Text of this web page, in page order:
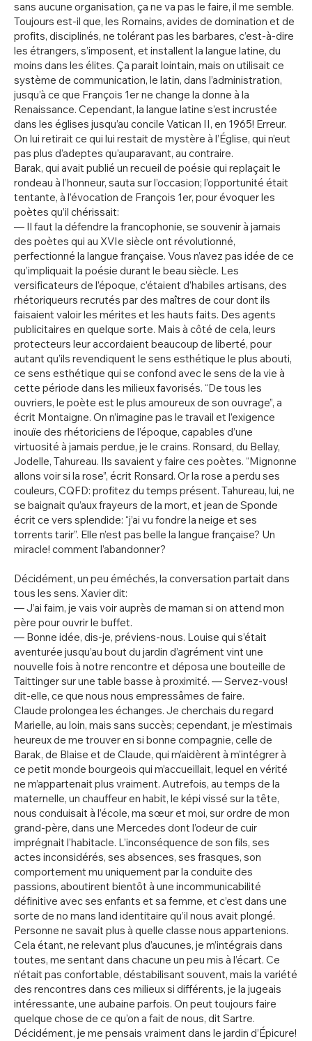
sans aucune organisation, ça ne va pas le faire, il me semble.
Toujours est-il que, les Romains, avides de domination et de
profits, disciplinés, ne tolérant pas les barbares, c’est-à-dire
les étrangers, s’imposent, et installent la langue latine, du
moins dans les élites. Ça parait lointain, mais on utilisait ce
système de communication, le latin, dans l’administration,
jusqu’à ce que François 1er ne change la donne à la
Renaissance. Cependant, la langue latine s’est incrustée
dans les églises jusqu’au concile Vatican II, en 1965! Erreur.
On lui retirait ce qui lui restait de mystère à l’Église, qui n’eut
pas plus d’adeptes qu’auparavant, au contraire.
Barak, qui avait publié un recueil de poésie qui replaçait le
rondeau à l’honneur, sauta sur l’occasion; l’opportunité était
tentante, à l’évocation de François 1er, pour évoquer les
poètes qu’il chérissait:
— Il faut la défendre la francophonie, se souvenir à jamais
des poètes qui au XVIe siècle ont révolutionné,
perfectionné la langue française. Vous n’avez pas idée de ce
qu’impliquait la poésie durant le beau siècle. Les
versificateurs de l’époque, c’étaient d’habiles artisans, des
rhétoriqueurs recrutés par des maîtres de cour dont ils
faisaient valoir les mérites et les hauts faits. Des agents
publicitaires en quelque sorte. Mais à côté de cela, leurs
protecteurs leur accordaient beaucoup de liberté, pour
autant qu’ils revendiquent le sens esthétique le plus abouti,
ce sens esthétique qui se confond avec le sens de la vie à
cette période dans les milieux favorisés. “De tous les
ouvriers, le poète est le plus amoureux de son ouvrage”, a
écrit Montaigne. On n’imagine pas le travail et l’exigence
inouïe des rhétoriciens de l’époque, capables d’une
virtuosité à jamais perdue, je le crains. Ronsard, du Bellay,
Jodelle, Tahureau. Ils savaient y faire ces poètes. “Mignonne
allons voir si la rose”, écrit Ronsard. Or la rose a perdu ses
couleurs, CQFD: profitez du temps présent. Tahureau, lui, ne
se baignait qu’aux frayeurs de la mort, et jean de Sponde
écrit ce vers splendide: “j’ai vu fondre la neige et ses
torrents tarir”. Elle n’est pas belle la langue française? Un
miracle! comment l’abandonner?
Décidément, un peu éméchés, la conversation partait dans
tous les sens. Xavier dit:
— J’ai faim, je vais voir auprès de maman si on attend mon
père pour ouvrir le buffet.
— Bonne idée, dis-je, préviens-nous. Louise qui s’était
aventurée jusqu’au bout du jardin d’agrément vint une
nouvelle fois à notre rencontre et déposa une bouteille de
Taittinger sur une table basse à proximité. — Servez-vous!
dit-elle, ce que nous nous empressâmes de faire.
Claude prolongea les échanges. Je cherchais du regard
Marielle, au loin, mais sans succès; cependant, je m’estimais
heureux de me trouver en si bonne compagnie, celle de
Barak, de Blaise et de Claude, qui m’aidèrent à m’intégrer à
ce petit monde bourgeois qui m’accueillait, lequel en vérité
ne m’appartenait plus vraiment. Autrefois, au temps de la
maternelle, un chauffeur en habit, le képi vissé sur la tête,
nous conduisait à l’école, ma sœur et moi, sur ordre de mon
grand-père, dans une Mercedes dont l’odeur de cuir
imprégnait l’habitacle. L’inconséquence de son fils, ses
actes inconsidérés, ses absences, ses frasques, son
comportement mu uniquement par la conduite des
passions, aboutirent bientôt à une incommunicabilité
définitive avec ses enfants et sa femme, et c’est dans une
sorte de no mans land identitaire qu’il nous avait plongé.
Personne ne savait plus à quelle classe nous appartenions.
Cela étant, ne relevant plus d’aucunes, je m’intégrais dans
toutes, me sentant dans chacune un peu mis à l’écart. Ce
n’était pas confortable, déstabilisant souvent, mais la variété
des rencontres dans ces milieux si différents, je la jugeais
intéressante, une aubaine parfois. On peut toujours faire
quelque chose de ce qu’on a fait de nous, dit Sartre.
Décidément, je me pensais vraiment dans le jardin d’Épicure!